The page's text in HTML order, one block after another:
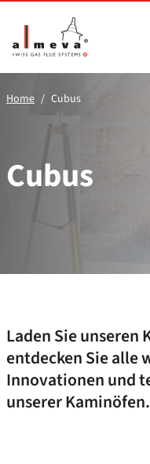
Home Cubus
Cubus
Laden Sie unseren
entdecken Sie alle
Innovationen und
unserer Kaminöfen.